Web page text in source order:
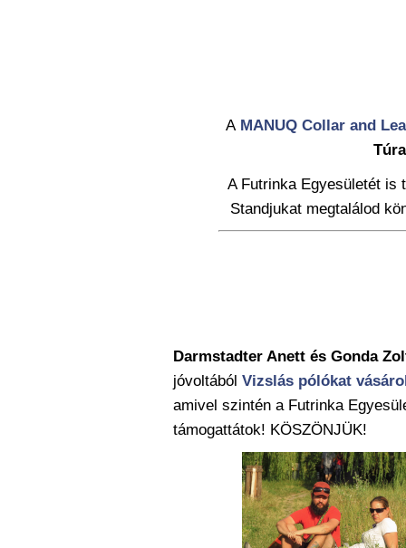
A MANUQ Collar and
Túra
A Futrinka Egyesületét is
Standjukat megtalálod
Darmstadter Anett és Gonda
jóvoltából Vizslás pólókat
amivel szintén a Futrinka
támogattátok! KÖSZÖNJÜK!